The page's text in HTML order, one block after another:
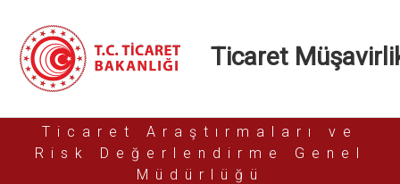
Ticaret
Ticaret Araştırmaları ve
Risk Değerlendirme Genel
Müdürlüğü